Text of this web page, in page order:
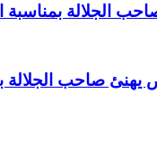
الذكرى 27 لعيد
يهنئ صاحب